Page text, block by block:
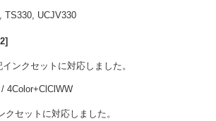
TS330, UCJV330
ンクセットに対応しました。
4Color+ClClWW
クセットに対応しました。